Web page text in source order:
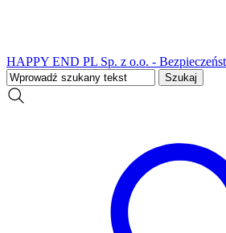
HAPPY END PL Sp. z o.o. -